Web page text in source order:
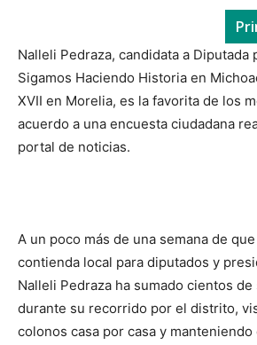
Nalleli Pedraza, candidata a Diputada
Sigamos Haciendo Historia en
XVII en Morelia, es la favorita de los
acuerdo a una encuesta ciudadana
portal de noticias.
A un poco más de una semana de
contienda local para diputados y
Nalleli Pedraza ha sumado cientos
durante su recorrido por el distrito,
colonos casa por casa y